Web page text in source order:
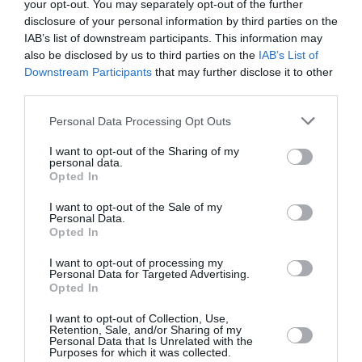
your opt-out. You may separately opt-out of the further
disclosure of your personal information by third parties on the
IAB’s list of downstream participants. This information may
also be disclosed by us to third parties on the IAB’s List of
Downstream Participants that may further disclose it to other
Personal Data Processing Opt Outs
I want to opt-out of the Sharing of my
personal data.
Opted In
I want to opt-out of the Sale of my
Personal Data.
Opted In
I want to opt-out of processing my
Personal Data for Targeted Advertising.
Opted In
I want to opt-out of Collection, Use,
Retention, Sale, and/or Sharing of my
Personal Data that Is Unrelated with the
Purposes for which it was collected.
προβλήματα και θέματα με το FBI, τον
βλέπουμε να σκέφτεται και να φαντάζεται την
αυτοκτονία του. Σε μία σκηνή κρατάει ένα όπλο
στο κεφάλι του, ενώ φοράει ένα μπλουζάκι του
Duke University is distancing itself from
‘The White Lotus’ after Jason Isaacs’
character wears a Duke t-shirt while
The school says it doesn’t want to be
associated with the show, as it could create
confusion about an endorsement.
#TheWhiteLotus
pic.twitter.com/rWuEzBnFCV